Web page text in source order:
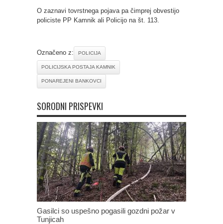
O zaznavi tovrstnega pojava pa čimprej obvestijo
policiste PP Kamnik ali Policijo na št. 113.
Označeno z: POLICIJA
POLICIJSKA POSTAJA KAMNIK
PONAREJENI BANKOVCI
SORODNI PRISPEVKI
Gasilci so uspešno pogasili gozdni požar v
Tunjicah